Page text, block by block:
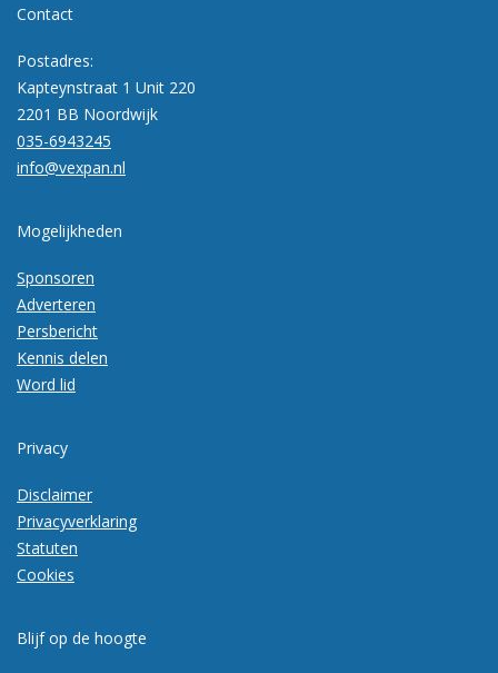
Contact
Postadres:
Kapteynstraat 1 Unit 220
2201 BB Noordwijk
035-6943245
info@vexpan.nl
Mogelijkheden
Sponsoren
Adverteren
Persbericht
Kennis delen
Word lid
Privacy
Disclaimer
Privacyverklaring
Statuten
Cookies
Blijf op de hoogte